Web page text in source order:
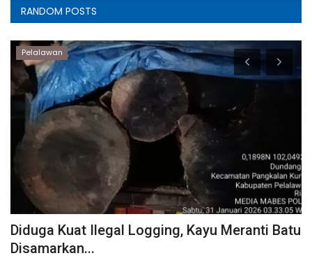
RANDOM POSTS
Pelalawan
Diduga Kuat Ilegal Logging, Kayu Meranti Batu
Disamarkan...